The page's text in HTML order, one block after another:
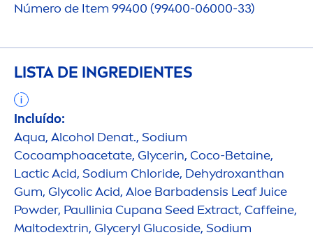
Número de Item 99400 (99400-06000-33)
LISTA DE INGREDIENTES
Incluído:
Aqua, Alcohol Denat., Sodium
Cocoamphoacetate, Glycerin, Coco-Betaine,
Lactic Acid, Sodium Chloride, Dehydroxanthan
Gum, Glycolic Acid, Aloe Barbadensis Leaf Juice
Powder, Paullinia Cupana Seed Extract, Caffeine,
Maltodextrin, Glyceryl Glucoside, Sodium